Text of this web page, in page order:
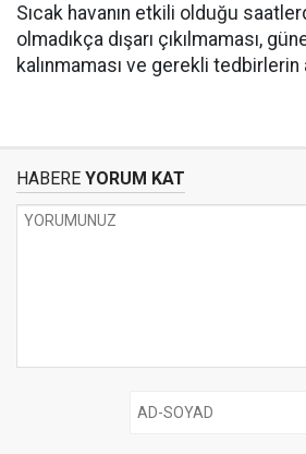
Sıcak havanın etkili olduğu
olmadıkça dışarı çıkılmaması,
kalınmaması ve gerekli tedbirlerin
HABERE YORUM KAT